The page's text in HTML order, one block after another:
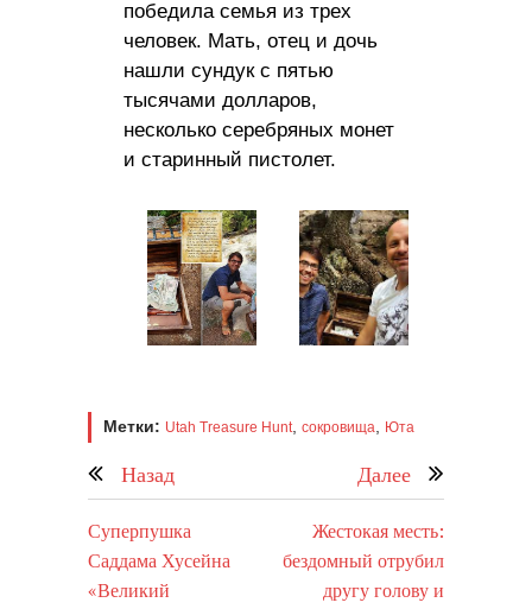
победила семья из трех
человек. Мать, отец и дочь
нашли сундук с пятью
тысячами долларов,
несколько серебряных монет
и старинный пистолет.
Метки: Utah Treasure Hunt, сокровища, Юта
Назад Далее
Суперпушка
Саддама Хусейна
«Великий
Жестокая месть:
бездомный отрубил
другу голову и